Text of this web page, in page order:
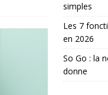
simples
Les 7
en 2026
So Go : la
donne